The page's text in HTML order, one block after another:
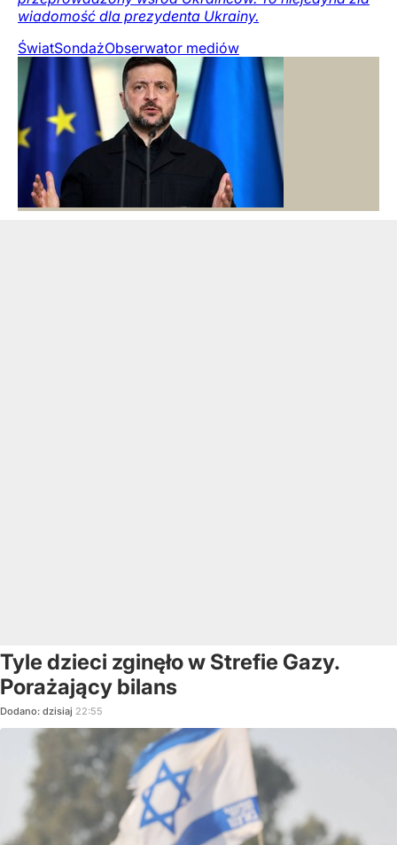
wiadomość dla prezydenta Ukrainy.
ŚwiatSondażObserwator mediów
Tyle dzieci zginęło w Strefie Gazy.
Porażający bilans
Dodano: dzisiaj 22:55